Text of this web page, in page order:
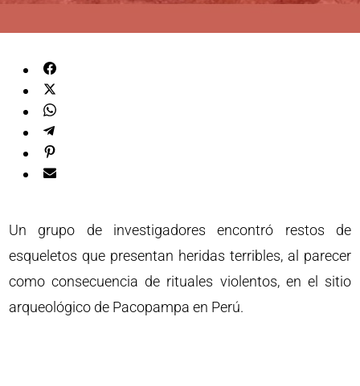
Un grupo de investigadores encontró restos de
esqueletos que presentan heridas terribles, al parecer
como consecuencia de rituales violentos, en el sitio
arqueológico de Pacopampa en Perú.